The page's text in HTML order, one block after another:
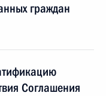
граждан
Соглашения